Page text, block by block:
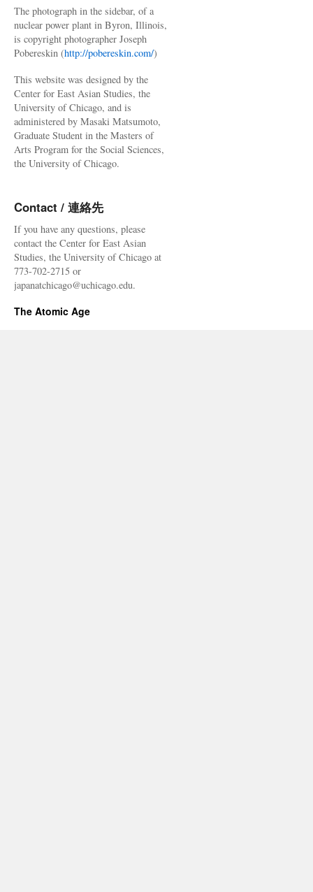
The photograph in the sidebar, of a
nuclear power plant in Byron, Illinois,
is copyright photographer Joseph
Pobereskin (http://pobereskin.com/)
This website was designed by the
Center for East Asian Studies, the
University of Chicago, and is
administered by Masaki Matsumoto,
Graduate Student in the Masters of
Arts Program for the Social Sciences,
the University of Chicago.
Contact / 連絡先
If you have any questions, please
contact the Center for East Asian
Studies, the University of Chicago at
773-702-2715 or
japanatchicago@uchicago.edu.
The Atomic Age